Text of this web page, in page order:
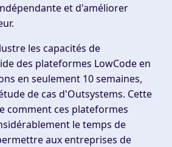
et d'améliorer
les capacités de
des plateformes LowCode en
en seulement 10 semaines,
de cas d'Outsystems. Cette
comment ces plateformes
le temps de
aux entreprises de